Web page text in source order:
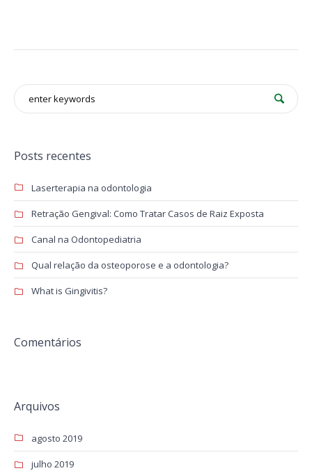
Posts recentes
Laserterapia na odontologia
Retração Gengival: Como Tratar Casos de Raiz Exposta
Canal na Odontopediatria
Qual relação da osteoporose e a odontologia?
What is Gingivitis?
Comentários
Arquivos
agosto 2019
julho 2019